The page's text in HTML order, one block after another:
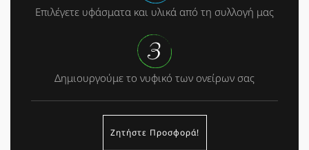
Επιλέγετε υφάσματα και υλικά από τη συλλογή μας
Δημιουργούμε το νυφικό των ονείρων σας
Ζητήστε Προσφορά!